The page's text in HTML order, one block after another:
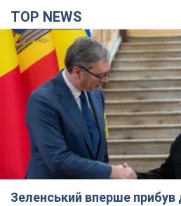
TOP NEWS
Зеленський вперше прибув